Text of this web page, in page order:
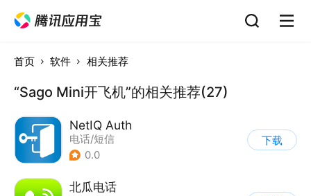
首页 软件 相关推荐
“Sago Mini开飞机”的相关推荐(27)
NetIQ Auth
电话/短信
0.0
下载
北瓜电话